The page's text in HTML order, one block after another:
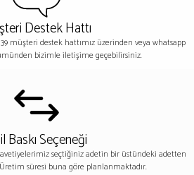
Destek Hattı
müşteri destek hattımız üzerinden veya whatsapp
bizimle iletişime geçebilirsiniz.
Baskı Seçeneği
seçtiğiniz adetin bir üstündeki adetten
süresi buna göre planlanmaktadır.